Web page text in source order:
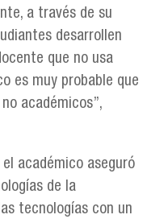
a través de su
desarrollen
que no usa
es muy probable que
académicos”,
académico aseguró
de la
tecnologías con un